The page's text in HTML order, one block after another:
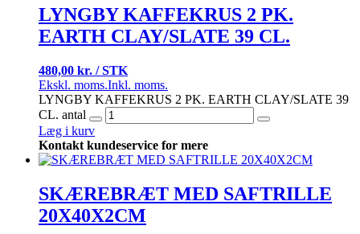
LYNGBY KAFFEKRUS 2 PK.
EARTH CLAY/SLATE 39 CL.
480,00 kr. / STK
Ekskl. moms.Inkl. moms.
LYNGBY KAFFEKRUS 2 PK. EARTH CLAY/SLATE 39
CL. antal
Læg i kurv
Kontakt kundeservice for mere
SKÆREBRÆT MED SAFTRILLE
20X40X2CM